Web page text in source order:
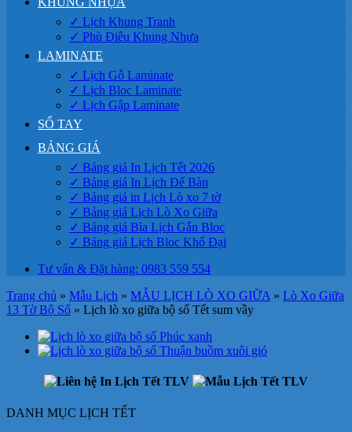
✓ Lịch Khung Tranh
✓ Phù Điêu Khung Nhựa
LAMINATE
✓ Lịch Gỗ Laminate
✓ Lịch Bloc Laminate
✓ Lịch Gập Laminate
SỔ TAY
BẢNG GIÁ
✓ Bảng giá In Lịch Tết 2026
✓ Bảng giá In Lịch Để Bàn
✓ Bảng giá in Lịch Lò xo 7 tờ
✓ Bảng giá Lịch Lò Xo Giữa
✓ Bảng giá Bìa Lịch Gắn Bloc
✓ Bảng giá Lịch Bloc Khổ Đại
Tư vấn & Đặt hàng: 0983 559 554
Trang chủ » Mẫu Lịch » MẪU LỊCH LÒ XO GIỮA » Lò Xo Giữa
13 Tờ Bộ Số » Lịch lò xo giữa bộ số Tết sum vầy
DANH MỤC LỊCH TẾT